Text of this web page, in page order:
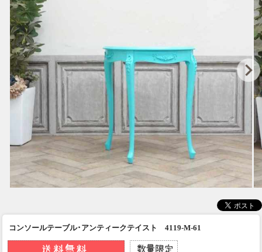
コンソールテーブル･アンティークテイスト 4119-M-61